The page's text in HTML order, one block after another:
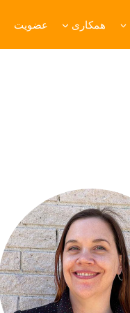
همکاری عضویت